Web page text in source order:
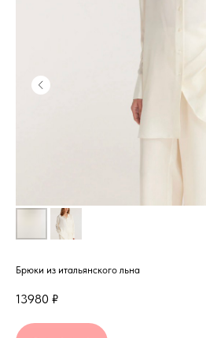
Брюки из итальянского льна
13980 ₽